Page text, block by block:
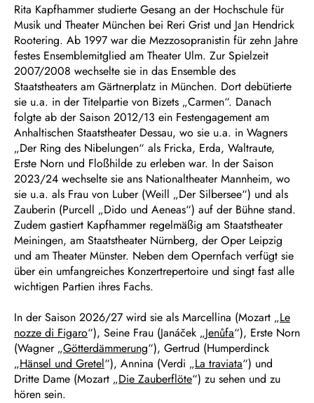
Rita Kapfhammer studierte Gesang an der Hochschule für
Musik und Theater München bei Reri Grist und Jan Hendrick
Rootering. Ab 1997 war die Mezzosopranistin für zehn Jahre
festes Ensemblemitglied am Theater Ulm. Zur Spielzeit
2007/2008 wechselte sie in das Ensemble des
Staatstheaters am Gärtnerplatz in München. Dort debütierte
sie u.a. in der Titelpartie von Bizets „Carmen“. Danach
folgte ab der Saison 2012/13 ein Festengagement am
Anhaltischen Staatstheater Dessau, wo sie u.a. in Wagners
„Der Ring des Nibelungen“ als Fricka, Erda, Waltraute,
Erste Norn und Floßhilde zu erleben war. In der Saison
2023/24 wechselte sie ans Nationaltheater Mannheim, wo
sie u.a. als Frau von Luber (Weill „Der Silbersee“) und als
Zauberin (Purcell „Dido und Aeneas“) auf der Bühne stand.
Zudem gastiert Kapfhammer regelmäßig am Staatstheater
Meiningen, am Staatstheater Nürnberg, der Oper Leipzig
und am Theater Münster. Neben dem Opernfach verfügt sie
über ein umfangreiches Konzertrepertoire und singt fast alle
wichtigen Partien ihres Fachs.
In der Saison 2026/27 wird sie als Marcellina (Mozart „Le
nozze di Figaro“), Seine Frau (Janáček „Jenůfa“), Erste Norn
(Wagner „Götterdämmerung“), Gertrud (Humperdinck
„Hänsel und Gretel“), Annina (Verdi „La traviata“) und
Dritte Dame (Mozart „Die Zauberflöte“) zu sehen und zu
hören sein.